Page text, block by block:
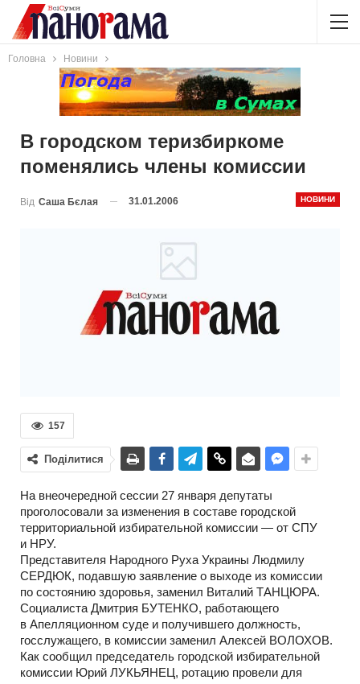
Головна Новини
В городском теризбиркоме
поменялись члены комиссии
НОВИНИ
Від Саша Бєлая 31.01.2006
157
Поділитися
На внеочередной сессии 27 января депутаты
проголосовали за изменения в составе городской
территориальной избирательной комиссии — от СПУ
и НРУ.
Представителя Народного Руха Украины Людмилу
СЕРДЮК, подавшую заявление о выходе из комиссии
по состоянию здоровья, заменил Виталий ТАНЦЮРА.
Социалиста Дмитрия БУТЕНКО, работающего
в Апелляционном суде и получившего должность,
госслужащего, в комиссии заменил Алексей ВОЛОХОВ.
Как сообщил председатель городской избирательной
комиссии Юрий ЛУКЬЯНЕЦ, ротацию провели для